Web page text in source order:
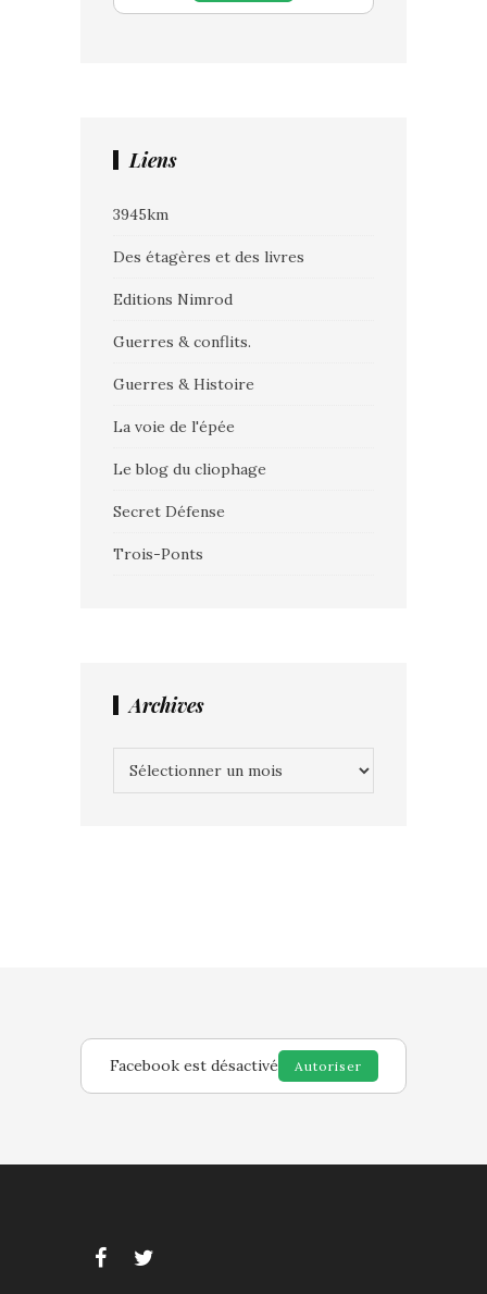
Liens
3945km
Des étagères et des livres
Editions Nimrod
Guerres & conflits.
Guerres & Histoire
La voie de l'épée
Le blog du cliophage
Secret Défense
Trois-Ponts
Archives
Facebook est désactivé Autoriser